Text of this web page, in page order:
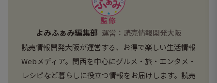
監修
よみふぁみ編集部 運営：読売情報開発大阪
読売情報開発大阪が運営する、お得で楽しい生活情報
Webメディア。関西を中心にグルメ・旅・エンタメ・
レシピなど暮らしに役立つ情報をお届けします。読売